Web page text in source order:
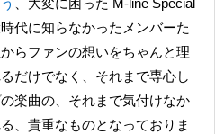
、大変に困った M-line Special
代に知らなかったメンバーた
らファンの想いをちゃんと理
だけでなく、それまで専心し
楽曲の、それまで気付けなか
、貴重なものとなっておりま